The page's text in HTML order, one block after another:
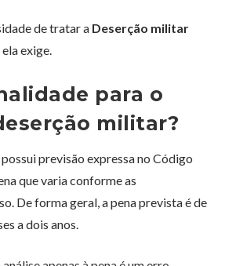
de tratar a Deserção militar
exige.
para o
militar?
possui previsão expressa no Código
que varia conforme as
De forma geral, a pena prevista é de
a dois anos.